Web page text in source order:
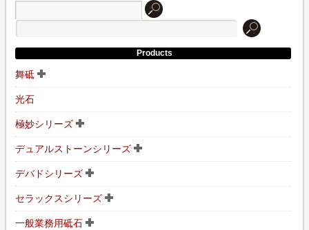
Products
舞砥
光石
極妙シリーズ
デュアルストーンシリーズ
デバドシリーズ
セラックスシリーズ
一般業務用砥石